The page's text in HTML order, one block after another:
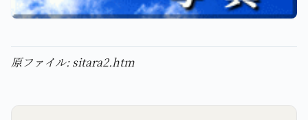
原ファイル: sitara2.htm